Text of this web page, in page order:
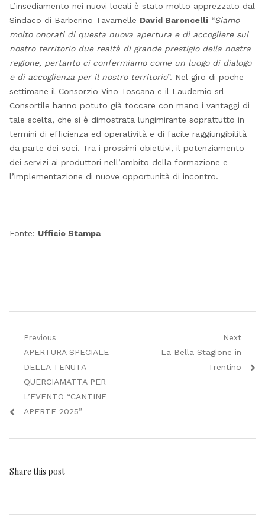
L’insediamento nei nuovi locali è stato molto apprezzato dal
Sindaco di Barberino Tavarnelle David Baroncelli“Siamo
molto onorati di questa nuova apertura e di accogliere sul
nostro territorio due realtà di grande prestigio della nostra
regione, pertanto ci confermiamo come un luogo di dialogo
e di accoglienza per il nostro territorio”. Nel giro di poche
settimane il Consorzio Vino Toscana e il Laudemio srl
Consortile hanno potuto già toccare con mano i vantaggi di
tale scelta, che si è dimostrata lungimirante soprattutto in
termini di efficienza ed operatività e di facile raggiungibilità
da parte dei soci. Tra i prossimi obiettivi, il potenziamento
dei servizi ai produttori nell’ambito della formazione e
l’implementazione di nuove opportunità di incontro.
Fonte: Ufficio Stampa
Navigazione
articoli
Previous
Previous
post:
APERTURA SPECIALE
DELLA TENUTA
QUERCIAMATTA PER
L’EVENTO “CANTINE
APERTE 2025”
Next
Next
La Bella Stagione in
Trentino
Share this post